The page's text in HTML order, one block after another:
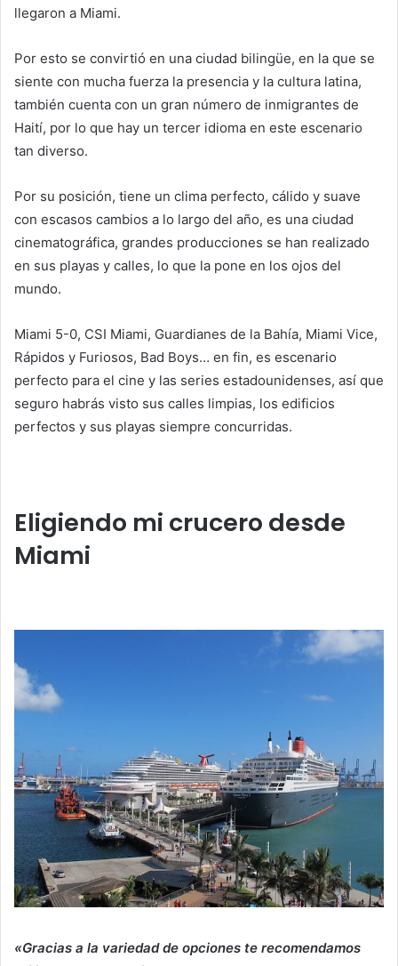
llegaron a Miami.
Por esto se convirtió en una ciudad bilingüe, en la que se
siente con mucha fuerza la presencia y la cultura latina,
también cuenta con un gran número de inmigrantes de
Haití, por lo que hay un tercer idioma en este escenario
tan diverso.
Por su posición, tiene un clima perfecto, cálido y suave
con escasos cambios a lo largo del año, es una ciudad
cinematográfica, grandes producciones se han realizado
en sus playas y calles, lo que la pone en los ojos del
mundo.
Miami 5-0, CSI Miami, Guardianes de la Bahía, Miami Vice,
Rápidos y Furiosos, Bad Boys… en fin, es escenario
perfecto para el cine y las series estadounidenses, así que
seguro habrás visto sus calles limpias, los edificios
perfectos y sus playas siempre concurridas.
Eligiendo mi crucero desde
Miami
«Gracias a la variedad de opciones te recomendamos